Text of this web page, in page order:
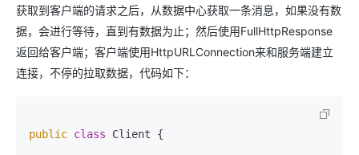
获取到客户端的请求之后，从数据中心获取一条消息，如果没有数
据，会进行等待，直到有数据为止；然后使用FullHttpResponse
返回给客户端；客户端使用HttpURLConnection来和服务端建立
连接，不停的拉取数据，代码如下：
public class Client {